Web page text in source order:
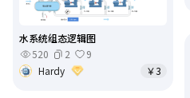
水系统组态逻辑图
520
2
9
Hardy
￥3